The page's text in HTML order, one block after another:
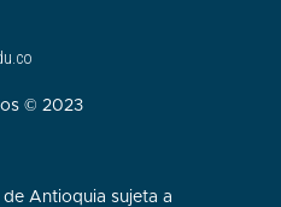
© 2023
Antioquia sujeta a